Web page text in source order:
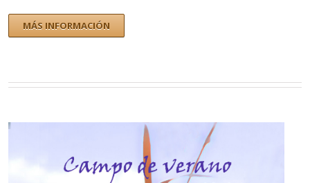
MÁS INFORMACIÓN